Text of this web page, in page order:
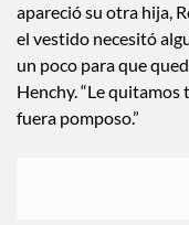
apareció su otra hija,
el vestido necesitó
un poco para que
Henchy. “Le
fuera pomposo.”